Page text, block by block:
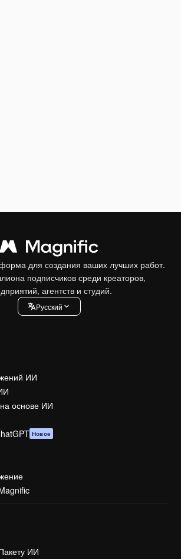
для создания ваших лучших работ.
подписчиков среди креаторов,
агентств и студий.
Pусский
ИИ
основе ИИ
Новое
ИИ